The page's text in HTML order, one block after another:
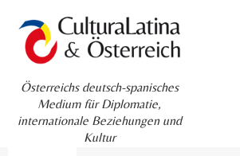
Österreichs deutsch-spanisches
Medium für Diplomatie,
internationale Beziehungen und
Kultur